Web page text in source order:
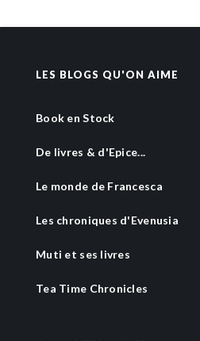
LES BLOGS QU'ON AIME
Book en Stock
De livres & d'Epice...
Le monde de Francesca
Les chroniques d'Evenusia
Muti et ses livres
Tea Time Chronicles